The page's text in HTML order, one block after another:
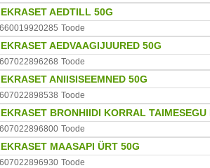
1-2 kapslit enne laktoosi sisaldava toidu
lastele kättesaamatus kohas.
toatemperatuuril (+15?C - +25?C)
Oy Verman Ab, Soome
Eestis: Verman-Pharma OÜ
AEDTILL 50G
Toode
AEDVAAGIJUURED 50G
Toode
ANIISISEEMNED 50G
Toode
BRONHIIDI KORRAL TAIMESEGU
Toode
MAASAPI ÜRT 50G
Toode